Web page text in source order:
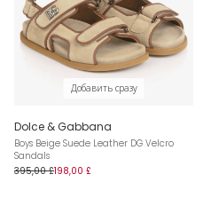
Добавить сразу
Dolce & Gabbana
Boys Beige Suede Leather DG Velcro
Sandals
395,00 £198,00 £